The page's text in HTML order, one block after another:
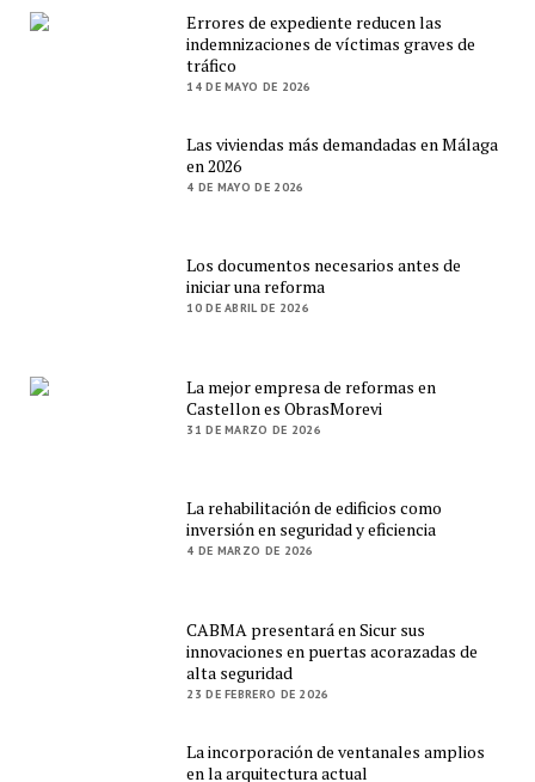
Errores de expediente reducen las
indemnizaciones de víctimas graves de
tráfico
14 DE MAYO DE 2026
Las viviendas más demandadas en Málaga
en 2026
4 DE MAYO DE 2026
Los documentos necesarios antes de
iniciar una reforma
10 DE ABRIL DE 2026
La mejor empresa de reformas en
Castellon es ObrasMorevi
31 DE MARZO DE 2026
La rehabilitación de edificios como
inversión en seguridad y eficiencia
4 DE MARZO DE 2026
CABMA presentará en Sicur sus
innovaciones en puertas acorazadas de
alta seguridad
23 DE FEBRERO DE 2026
La incorporación de ventanales amplios
en la arquitectura actual